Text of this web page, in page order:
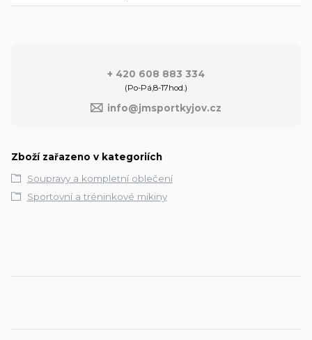
+ 420 608 883 334
(Po-Pá,8-17hod.)
info@jmsportkyjov.cz
Zboží zařazeno v kategoriích
Soupravy a kompletní oblečení
Sportovní a tréninkové mikiny